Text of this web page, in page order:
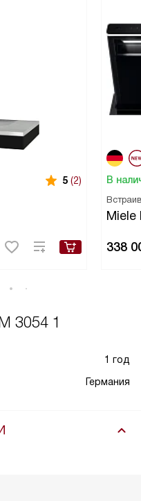
5 (2) В
Miele
338
3054 1
1 год
Германия